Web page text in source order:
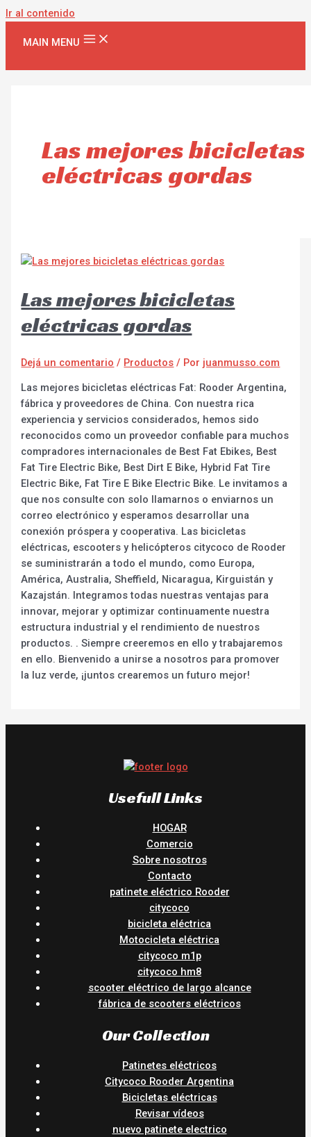
Ir al contenido
MAIN MENU
Las mejores bicicletas
eléctricas gordas
Las mejores bicicletas
eléctricas gordas
Dejá un comentario / Productos / Por juanmusso.com
Las mejores bicicletas eléctricas Fat: Rooder Argentina,
fábrica y proveedores de China. Con nuestra rica
experiencia y servicios considerados, hemos sido
reconocidos como un proveedor confiable para muchos
compradores internacionales de Best Fat Ebikes, Best
Fat Tire Electric Bike, Best Dirt E Bike, Hybrid Fat Tire
Electric Bike, Fat Tire E Bike Electric Bike. Le invitamos a
que nos consulte con solo llamarnos o enviarnos un
correo electrónico y esperamos desarrollar una
conexión próspera y cooperativa. Las bicicletas
eléctricas, escooters y helicópteros citycoco de Rooder
se suministrarán a todo el mundo, como Europa,
América, Australia, Sheffield, Nicaragua, Kirguistán y
Kazajstán. Integramos todas nuestras ventajas para
innovar, mejorar y optimizar continuamente nuestra
estructura industrial y el rendimiento de nuestros
productos. . Siempre creeremos en ello y trabajaremos
en ello. Bienvenido a unirse a nosotros para promover
la luz verde, ¡juntos crearemos un futuro mejor!
Usefull Links
HOGAR
Comercio
Sobre nosotros
Contacto
patinete eléctrico Rooder
citycoco
bicicleta eléctrica
Motocicleta eléctrica
citycoco m1p
citycoco hm8
scooter eléctrico de largo alcance
fábrica de scooters eléctricos
Our Collection
Patinetes eléctricos
Citycoco Rooder Argentina
Bicicletas eléctricas
Revisar vídeos
nuevo patinete electrico